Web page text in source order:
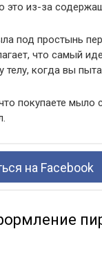
это из-за
под простынь
что самый
телу, когда вы
покупаете
на Facebook